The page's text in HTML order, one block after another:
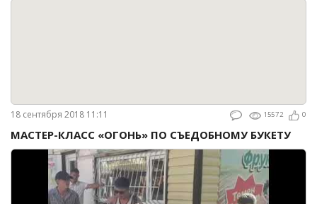
18 сентября 2018 11:11 15572 0
МАСТЕР-КЛАСС «ОГОНЬ» ПО СЪЕДОБНОМУ БУКЕТУ